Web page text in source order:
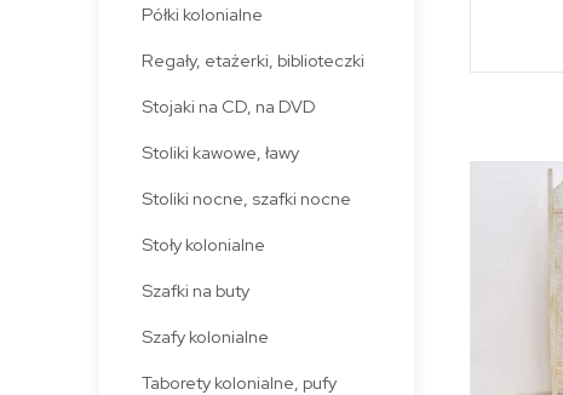
Półki kolonialne
Regały, etażerki, biblioteczki
Stojaki na CD, na DVD
Stoliki kawowe, ławy
Stoliki nocne, szafki nocne
Stoły kolonialne
Szafki na buty
Szafy kolonialne
Taborety kolonialne, pufy